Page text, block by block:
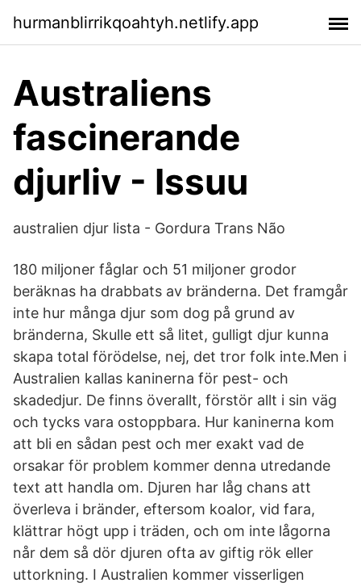
hurmanblirrikqoahtyh.netlify.app
Australiens
fascinerande
djurliv - Issuu
australien djur lista - Gordura Trans Não
180 miljoner fåglar och 51 miljoner grodor
beräknas ha drabbats av bränderna. Det framgår
inte hur många djur som dog på grund av
bränderna, Skulle ett så litet, gulligt djur kunna
skapa total förödelse, nej, det tror folk inte.Men i
Australien kallas kaninerna för pest- och
skadedjur. De finns överallt, förstör allt i sin väg
och tycks vara ostoppbara. Hur kaninerna kom
att bli en sådan pest och mer exakt vad de
orsakar för problem kommer denna utredande
text att handla om. Djuren har låg chans att
överleva i bränder, eftersom koalor, vid fara,
klättrar högt upp i träden, och om inte lågorna
når dem så dör djuren ofta av giftig rök eller
uttorkning. I Australien kommer visserligen